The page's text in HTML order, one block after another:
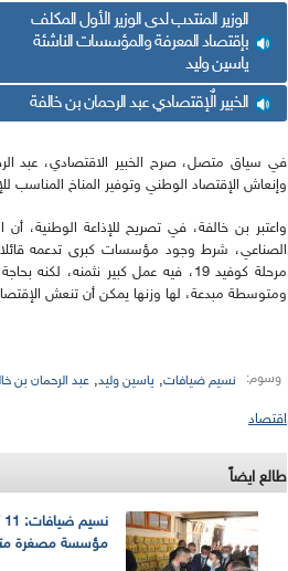
الوزير المنتدب لدى الوزير الأول المكلف
بإقتصاد المعرفة والمؤسسات الناشئة
ياسين وليد
الخبير الٌإقتصادي عبد الرحمان بن خالفة
في سياق متصل، صرح الخبير الاقتصادي، عبد
وإنعاش الإقتصاد الوطني وتوفير المناخ المناسب
واعتبر بن خالفة، في تصريح للإذاعة الوطنية،
الصناعي، شرط وجود مؤسسات كبرى تدعمه
مرحلة كوفيد 19، فيه عمل كبير
ومتوسطة مبدعة، لها وزنها يمكن أن تنعش
وسوم: نسيم ضيافات, ياسين وليد, عبد الرحمان بن
اقتصاد
طالع ايضاً
مؤسسة مصغرة